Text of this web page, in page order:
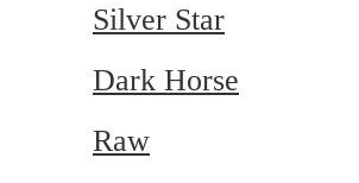
Silver Star
Dark Horse
Raw